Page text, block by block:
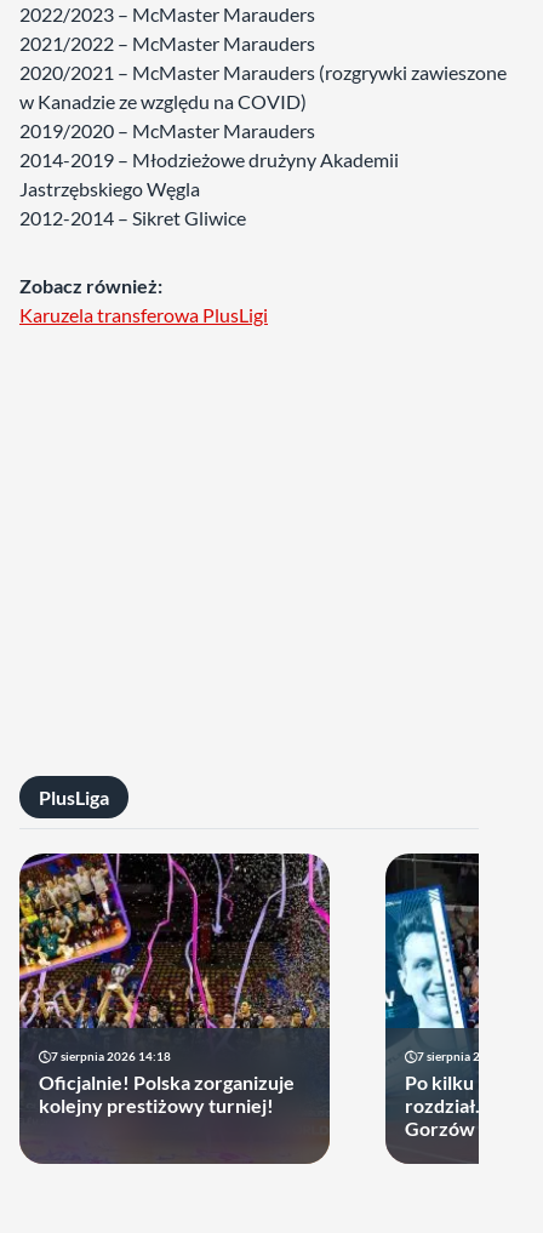
2022/2023 – McMaster Marauders
2021/2022 – McMaster Marauders
2020/2021 – McMaster Marauders (rozgrywki zawieszone
w Kanadzie ze względu na COVID)
2019/2020 – McMaster Marauders
2014-2019 – Młodzieżowe drużyny Akademii
Jastrzębskiego Węgla
2012-2014 – Sikret Gliwice
Zobacz również:
Karuzela transferowa PlusLigi
PlusLiga
7 sierpnia 2026 14:18
Oficjalnie! Polska zorganizuje
kolejny prestiżowy turniej!
7 sierpnia 2026 13:49
Po kilku latach
rozdział.
Gorzów może